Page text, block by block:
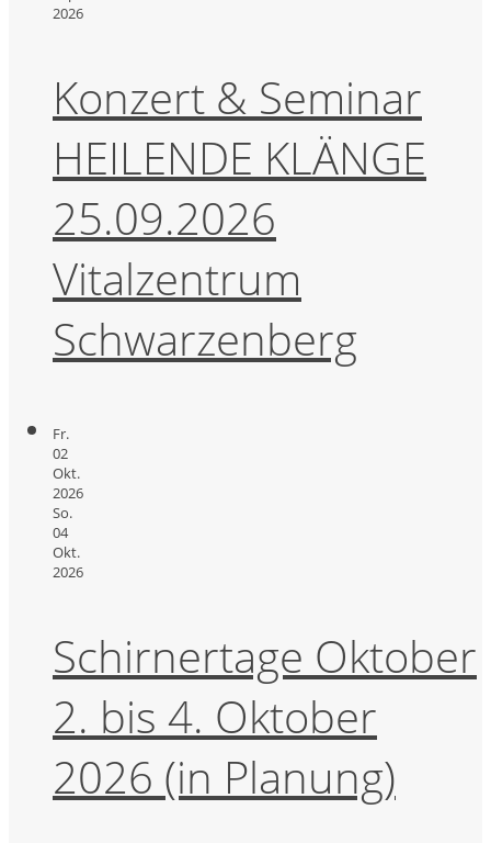
2026
Konzert & Seminar
HEILENDE KLÄNGE
25.09.2026
Vitalzentrum
Schwarzenberg
Fr.
02
Okt.
2026
So.
04
Okt.
2026
Schirnertage Oktober
2. bis 4. Oktober
2026 (in Planung)